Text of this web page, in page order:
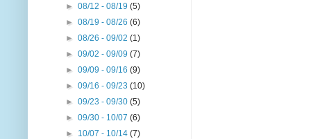
►08/12 - 08/19(5)
►08/19 - 08/26(6)
►08/26 - 09/02(1)
►09/02 - 09/09(7)
►09/09 - 09/16(9)
►09/16 - 09/23(10)
►09/23 - 09/30(5)
►09/30 - 10/07(6)
► 10/07 - 10/14(7)